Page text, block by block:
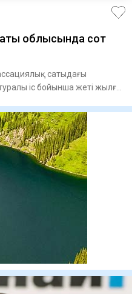
облысында сот
сатыдағы
іс бойынша жеті жылға